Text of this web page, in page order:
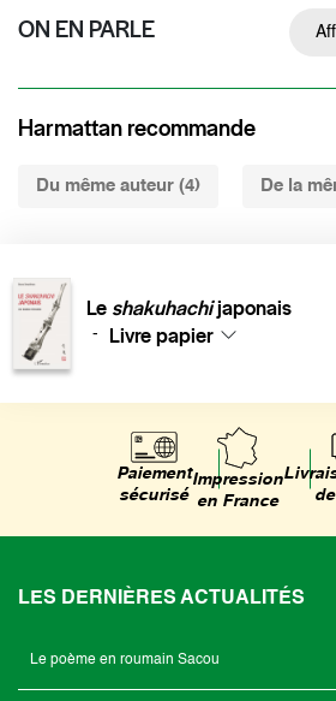
ON EN PARLE
Harmattan recommande
Du même auteur (4) De la
Le shakuhachijaponais
- Livre papier
Paiement
sécurisé
Impression
en France
LES DERNIÈRES ACTUALITÉS
Le poème en roumain Sacou